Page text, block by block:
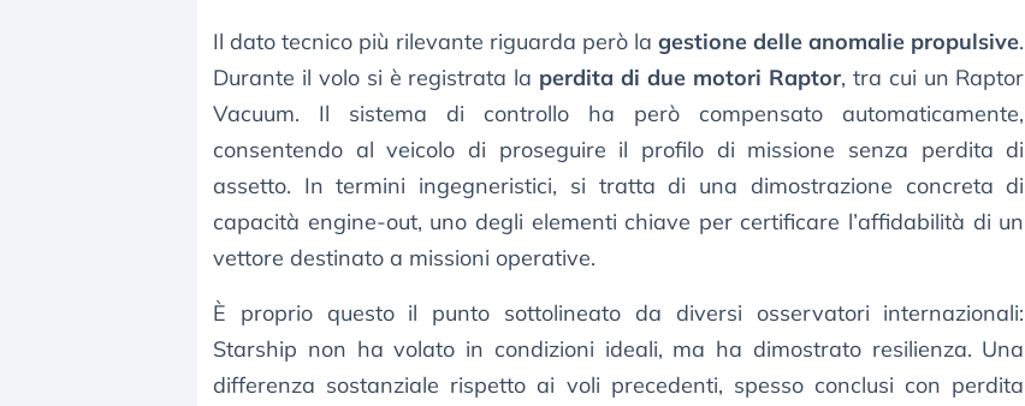
Il dato tecnico più rilevante riguarda però la gestione delle anomalie propulsive.
Durante il volo si è registrata la perdita di due motori Raptor, tra cui un Raptor
Vacuum. Il sistema di controllo ha però compensato automaticamente,
consentendo al veicolo di proseguire il profilo di missione senza perdita di
assetto. In termini ingegneristici, si tratta di una dimostrazione concreta di
capacità engine-out, uno degli elementi chiave per certificare l’affidabilità di un
vettore destinato a missioni operative.
È proprio questo il punto sottolineato da diversi osservatori internazionali:
Starship non ha volato in condizioni ideali, ma ha dimostrato resilienza. Una
differenza sostanziale rispetto ai voli precedenti, spesso conclusi con perdita